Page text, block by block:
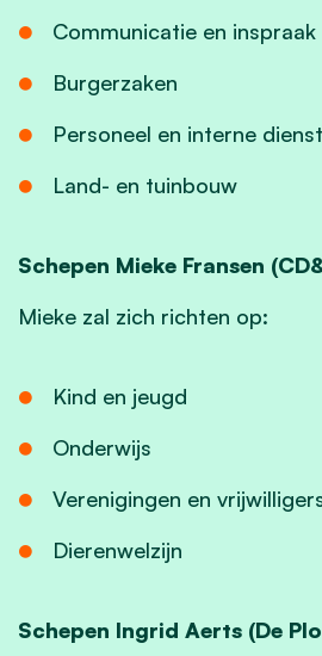
Communicatie en inspraak
Burgerzaken
Personeel en interne
Land- en tuinbouw
Schepen Mieke Fransen
Mieke zal zich richten op:
Kind en jeugd
Onderwijs
Verenigingen en
Dierenwelzijn
Schepen Ingrid Aerts (De